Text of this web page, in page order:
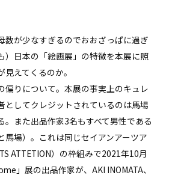
が少なすぎるのでおおざっぱに過ぎ
）日本の「絵画展」の特徴を本展に照
えてくるのか。
りについて。本展の事実上のキュレ
としてクレジットされているのは馬場
。また出品作家3名もすべて男性である
馬場）。これは同じセイアンアーツア
ATTETION）の枠組みで2021年10月
」展の出品作家が、AKI INOMATA、